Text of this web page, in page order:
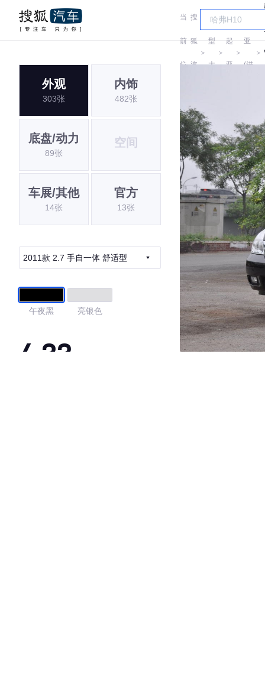
当
前
位
搜
狐
汽
＞
车
型
大
＞
起
亚
＞
亚
(进
＞
外观
303张
内饰
482张
底盘/动力
89张
空间
车展/其他
14张
官方
13张
2011款 2.7 手自一体 舒适型
午夜黑 亮银色
4.33